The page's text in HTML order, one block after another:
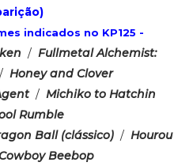
indicados no KP125 -
/Fullmetal Alchemist:
/Honey and Clover
/Michiko to Hatchin
Rumble
Ball (clássico) /Hourou
Beebop